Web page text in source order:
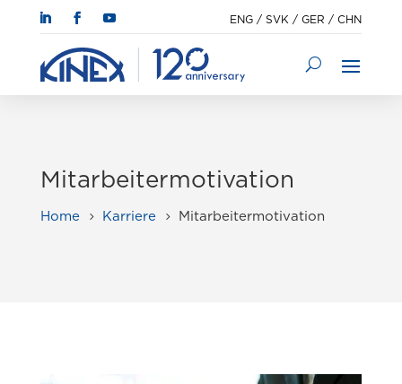
ENG /SVK /GER /CHN
Mitarbeitermotivation
Home 5 Karriere 5 Mitarbeitermotivation